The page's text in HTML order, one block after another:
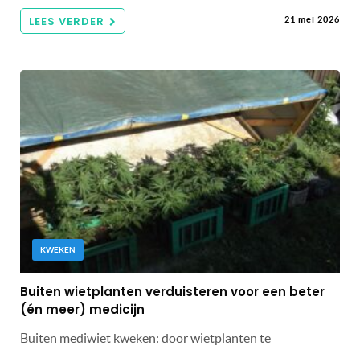
LEES VERDER 21 mei 2026
KWEKEN
Buiten wietplanten verduisteren voor een beter
(én meer) medicijn
Buiten mediwiet kweken: door wietplanten te